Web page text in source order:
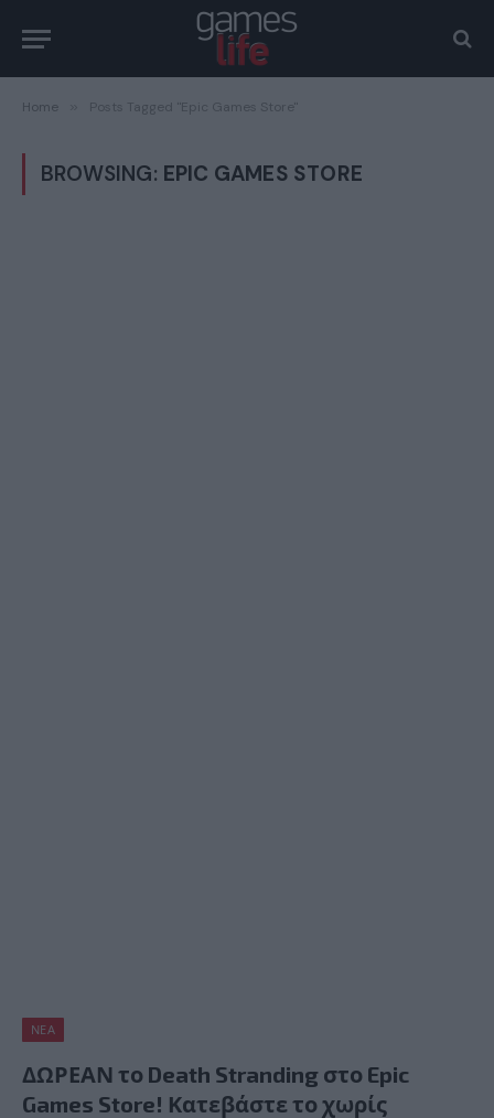
Home Posts Tagged "Epic Games Store"
BROWSING: EPIC GAMES STORE
ΝΈΑ
ΔΩΡΕΑΝ το Death Stranding στο Epic
Games Store! Κατεβάστε το χωρίς